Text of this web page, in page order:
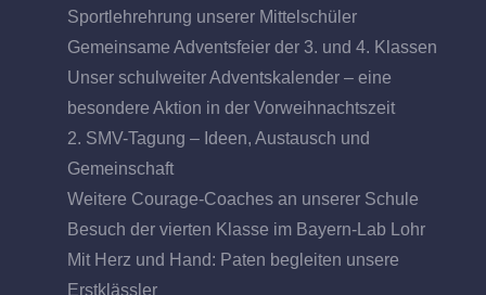
Sportlehrehrung unserer Mittelschüler
Gemeinsame Adventsfeier der 3. und 4. Klassen
Unser schulweiter Adventskalender – eine
besondere Aktion in der Vorweihnachtszeit
2. SMV-Tagung – Ideen, Austausch und
Gemeinschaft
Weitere Courage-Coaches an unserer Schule
Besuch der vierten Klasse im Bayern-Lab Lohr
Mit Herz und Hand: Paten begleiten unsere
Erstklässler